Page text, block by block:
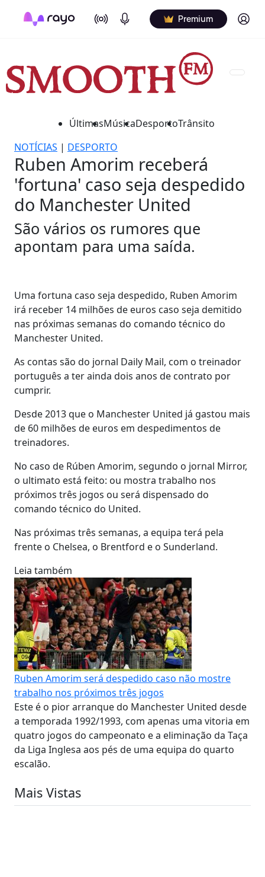
On Air Podcasts Premium Log in
ÚltimasMúsicaDesportoTrânsito
NOTÍCIAS | DESPORTO
Ruben Amorim receberá
'fortuna' caso seja despedido
do Manchester United
São vários os rumores que
apontam para uma saída.
Uma fortuna caso seja despedido, Ruben Amorim
irá receber 14 milhões de euros caso seja demitido
nas próximas semanas do comando técnico do
Manchester United.
As contas são do jornal Daily Mail, com o treinador
português a ter ainda dois anos de contrato por
cumprir.
Desde 2013 que o Manchester United já gastou mais
de 60 milhões de euros em despedimentos de
treinadores.
No caso de Rúben Amorim, segundo o jornal Mirror,
o ultimato está feito: ou mostra trabalho nos
próximos três jogos ou será dispensado do
comando técnico do United.
Nas próximas três semanas, a equipa terá pela
frente o Chelsea, o Brentford e o Sunderland.
Leia também
Ruben Amorim será despedido caso não mostre
trabalho nos próximos três jogos
Este é o pior arranque do Manchester United desde
a temporada 1992/1993, com apenas uma vitoria em
quatro jogos do campeonato e a eliminação da Taça
da Liga Inglesa aos pés de uma equipa do quarto
escalão.
Mais Vistas